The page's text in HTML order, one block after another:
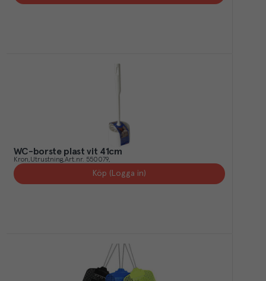
WC-borste plast vit 41cm
Kron Utrustning Art.nr. 550079
Köp (Logga in)